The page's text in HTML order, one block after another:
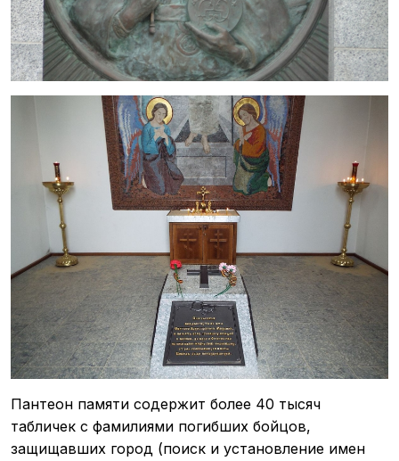
Пантеон памяти содержит более 40 тысяч
табличек с фамилиями погибших бойцов,
защищавших город (поиск и установление имен